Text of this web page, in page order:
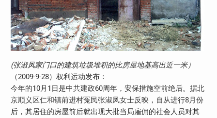
(张淑凤家门口的建筑垃圾堆积的比房屋地基高出近一米）
（2009-9-28）权利运动发布：
今年的10月1日是中共建政60周年，安保措施空前绝后。据北
京顺义区仁和镇前进村冤民张淑凤女士反映，自从进行8月份
后，其居住的房屋前后就出现大批当局雇佣的社会人员对其